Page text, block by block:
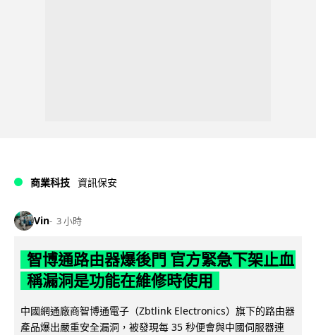
商業科技 資訊保安
Vin 3 小時
智博通路由器爆後門 官方緊急下架止血
稱漏洞是功能在維修時使用
中國網通廠商智博通電子（Zbtlink Electronics）旗下的路由器
產品爆出嚴重安全漏洞，被發現每 35 秒便會與中國伺服器連